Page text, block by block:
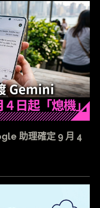
助理確定 9 月 4